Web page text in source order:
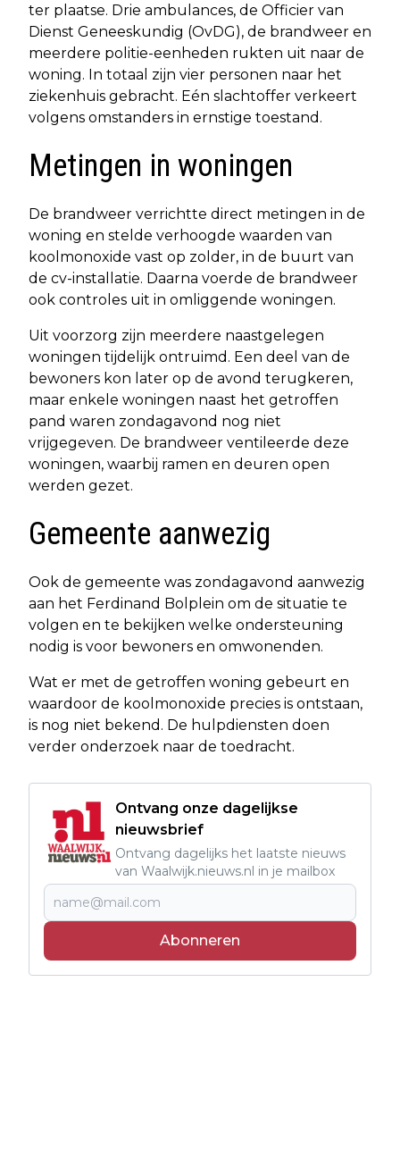
ter plaatse. Drie ambulances, de Officier van
Dienst Geneeskundig (OvDG), de brandweer en
meerdere politie-eenheden rukten uit naar de
woning. In totaal zijn vier personen naar het
ziekenhuis gebracht. Eén slachtoffer verkeert
volgens omstanders in ernstige toestand.
Metingen in woningen
De brandweer verrichtte direct metingen in de
woning en stelde verhoogde waarden van
koolmonoxide vast op zolder, in de buurt van
de cv-installatie. Daarna voerde de brandweer
ook controles uit in omliggende woningen.
Uit voorzorg zijn meerdere naastgelegen
woningen tijdelijk ontruimd. Een deel van de
bewoners kon later op de avond terugkeren,
maar enkele woningen naast het getroffen
pand waren zondagavond nog niet
vrijgegeven. De brandweer ventileerde deze
woningen, waarbij ramen en deuren open
werden gezet.
Gemeente aanwezig
Ook de gemeente was zondagavond aanwezig
aan het Ferdinand Bolplein om de situatie te
volgen en te bekijken welke ondersteuning
nodig is voor bewoners en omwonenden.
Wat er met de getroffen woning gebeurt en
waardoor de koolmonoxide precies is ontstaan,
is nog niet bekend. De hulpdiensten doen
verder onderzoek naar de toedracht.
Ontvang onze dagelijkse
nieuwsbrief
Ontvang dagelijks het laatste nieuws
van Waalwijk.nieuws.nl in je mailbox
Abonneren